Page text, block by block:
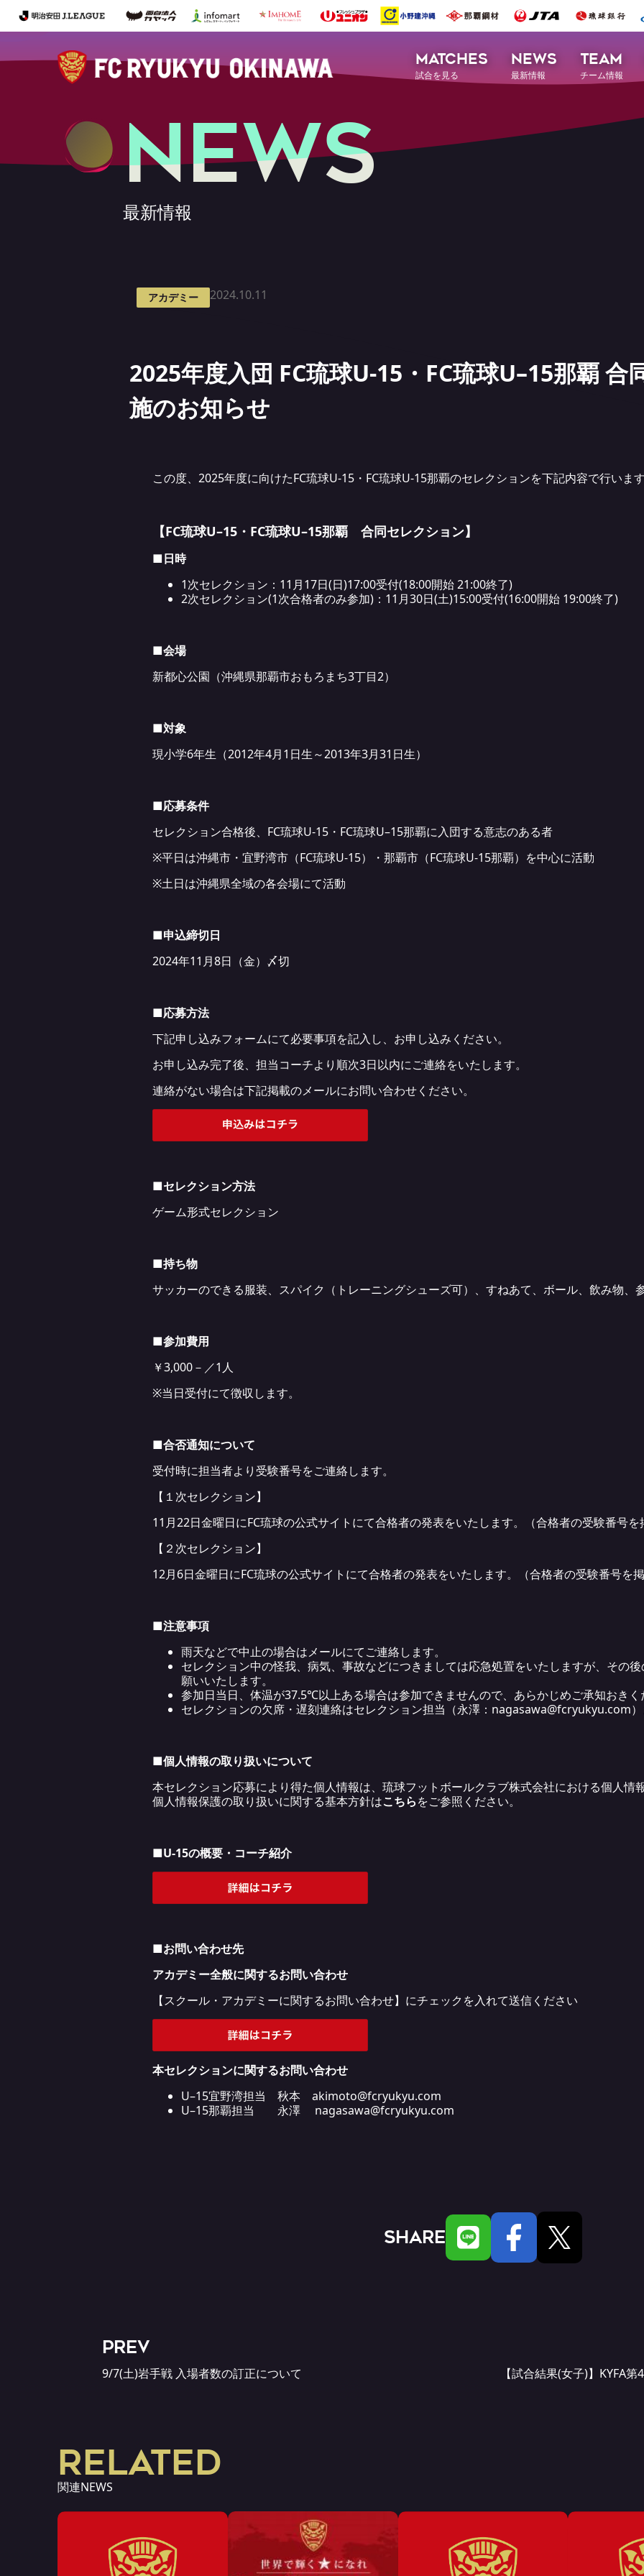
MATCHES
試合を見る
NEWS
最新情報
TEAM
チーム情報
NEWS
最新情報
アカデミー 2024.10.11
2025年度入団 FC琉球U-15・FC琉球U–15那覇 合
施のお知らせ
この度、2025年度に向けたFC琉球U-15・FC琉球U-15那覇のセレクションを下記内容で行いま
【FC琉球U–15 ・ FC琉球U–15那覇 合同セレクション】
■日時
1次セレクション：11月17日(日)17:00受付(18:00開始 21:00終了)
2次セレクション(1次合格者のみ参加)：11月30日(土)15:00受付(16:00開始 19:00終了)
■会場
新都心公園（沖縄県那覇市おもろまち3丁目2）
■対象
現小学6年生（2012年4月1日生～2013年3月31日生）
■応募条件
セレクション合格後、FC琉球U-15・FC琉球U–15那覇に入団する意志のある者
※平日は沖縄市・宜野湾市（FC琉球U-15）・那覇市（FC琉球U-15那覇）を中心に活動
※土日は沖縄県全域の各会場にて活動
■申込締切日
2024年11月8日（金）〆切
■応募方法
下記申し込みフォームにて必要事項を記入し、お申し込みください。
お申し込み完了後、担当コーチより順次3日以内にご連絡をいたします。
連絡がない場合は下記掲載のメールにお問い合わせください。
■セレクション方法
ゲーム形式セレクション
■持ち物
サッカーのできる服装、スパイク（トレーニングシューズ可）、すねあて、ボール、飲み物、
■参加費用
￥3,000－／1人
※当日受付にて徴収します。
■合否通知について
受付時に担当者より受験番号をご連絡します。
【１次セレクション】
11月22日金曜日にFC琉球の公式サイトにて合格者の発表をいたします。（合格者の受験番号を
【２次セレクション】
12月6日金曜日にFC琉球の公式サイトにて合格者の発表をいたします。（合格者の受験番号を掲
■注意事項
雨天などで中止の場合はメールにてご連絡します。
セレクション中の怪我、病気、事故などにつきましては応急処置をいたしますが、その
願いいたします。
参加日当日、体温が37.5℃以上ある場合は参加できませんので、あらかじめご承知おきく
セレクションの欠席・遅刻連絡はセレクション担当（永澤：nagasawa@fcryukyu.com）
■個人情報の取り扱いについて
本セレクション応募により得た個人情報は、琉球フットボールクラブ株式会社における個人情
個人情報保護の取り扱いに関する基本方針はこちらをご参照ください。
■U-15の概要・コーチ紹介
■お問い合わせ先
アカデミー全般に関するお問い合わせ
【スクール・アカデミーに関するお問い合わせ】にチェックを入れて送信ください
本セレクションに関するお問い合わせ
U–15宜野湾担当 秋本 akimoto@fcryukyu.com
U–15那覇担当 永澤 nagasawa@fcryukyu.com
SHARE
PREV
9/7(土)岩手戦 入場者数の訂正について
【試合結果(女子)】KYFA
RELATED
関連NEWS